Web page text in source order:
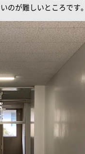
のが難しいところです。